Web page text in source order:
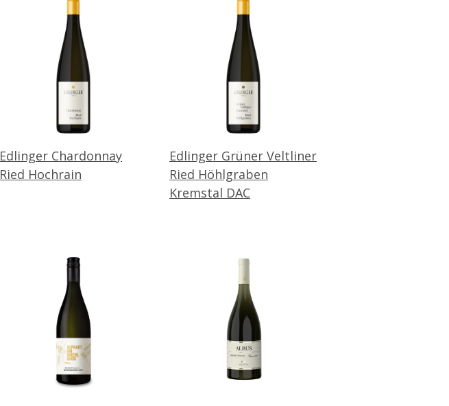
Edlinger Chardonnay
Ried Hochrain
Edlinger Grüner Veltliner
Ried Höhlgraben
Kremstal DAC